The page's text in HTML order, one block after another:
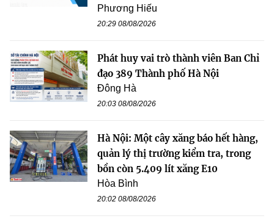
Phương Hiếu
20:29 08/08/2026
Phát huy vai trò thành viên Ban Chỉ
đạo 389 Thành phố Hà Nội
Đông Hà
20:03 08/08/2026
Hà Nội: Một cây xăng báo hết hàng,
quản lý thị trường kiểm tra, trong
bồn còn 5.409 lít xăng E10
Hòa Bình
20:02 08/08/2026